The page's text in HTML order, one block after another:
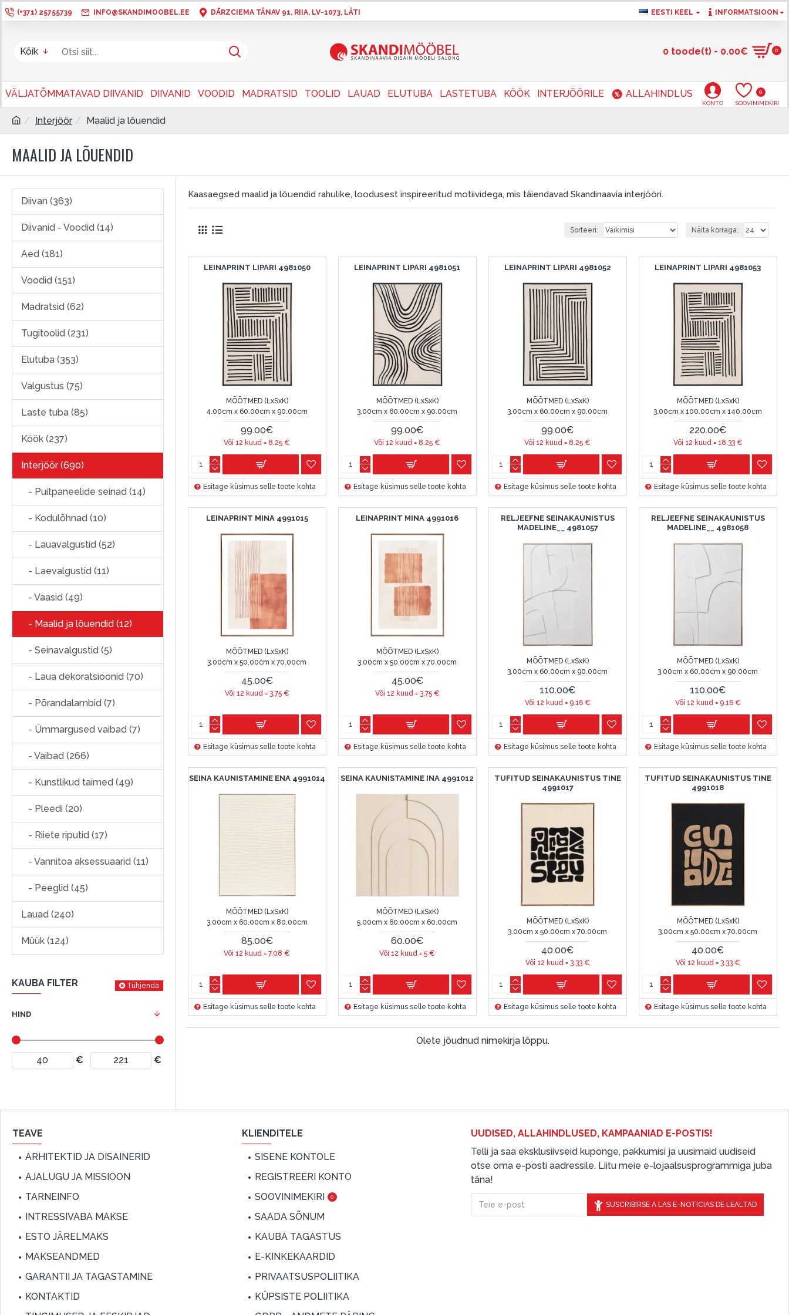
(+371) 25755739 INFO@SKANDIMOOBEL.EE DĀRZCIEMA TÄNAV 91, RIIA, LV-1073, LÄTI EESTI KEEL INFORMATSIOON
Kõik 0 toode(t) - 0.00€ 0
VÄLJATÕMMATAVAD DIIVANID DIIVANID VOODID MADRATSID TOOLID LAUAD ELUTUBA LASTETUBA KÖÖK INTERJÖÖRILE ALLAHINDLUS
KONTO SOOVINIMEKIRI
0
Interjöör Maalid ja lõuendid
MAALID JA LÕUENDID
Diivan (363)
Diivanid - Voodid (14)
Aed (181)
Voodid (151)
Madratsid (62)
Tugitoolid (231)
Elutuba (353)
Valgustus (75)
Laste tuba (85)
Köök (237)
Interjöör (690)
- Puitpaneelide seinad (14)
- Kodulõhnad (10)
- Lauavalgustid (52)
- Laevalgustid (11)
- Vaasid (49)
- Maalid ja lõuendid (12)
- Seinavalgustid (5)
- Laua dekoratsioonid (70)
- Põrandalambid (7)
- Ümmargused vaibad (7)
- Vaibad (266)
- Kunstlikud taimed (49)
- Pleedi (20)
- Riiete riputid (17)
- Vannitoa aksessuaarid (11)
- Peeglid (45)
Lauad (240)
Müük (124)
KAUBA FILTER Tühjenda
HIND
€ €
Kaasaegsed maalid ja lõuendid rahulike, loodusest inspireeritud motiividega, mis täiendavad Skandinaavia interjööri.
Sorteeri: Näita korraga:
LEINAPRINT LIPARI 4981050
MÕÕTMED (LxSxK)
4.00cm x 60.00cm x 90.00cm
99.00€
Või 12 kuud = 8.25 €
Esitage küsimus selle toote kohta
LEINAPRINT LIPARI 4981051
MÕÕTMED (LxSxK)
3.00cm x 60.00cm x 90.00cm
99.00€
Või 12 kuud = 8.25 €
Esitage küsimus selle toote kohta
LEINAPRINT LIPARI 4981052
MÕÕTMED (LxSxK)
3.00cm x 60.00cm x 90.00cm
99.00€
Või 12 kuud = 8.25 €
Esitage küsimus selle toote kohta
LEINAPRINT LIPARI 4981053
MÕÕTMED (LxSxK)
3.00cm x 100.00cm x 140.00cm
220.00€
Või 12 kuud = 18.33€
Esitage küsimus selle toote kohta
LEINAPRINT MINA 4991015
MÕÕTMED (LxSxK)
3.00cm x 50.00cm x 70.00cm
45.00€
Või 12 kuud = 3.75€
Esitage küsimus selle toote kohta
LEINAPRINT MINA 4991016
MÕÕTMED (LxSxK)
3.00cm x 50.00cm x 70.00cm
45.00€
Või 12 kuud = 3.75€
Esitage küsimus selle toote kohta
RELJEEFNE SEINAKAUNISTUS
MADELINE__ 4981057
MÕÕTMED (LxSxK)
3.00cm x 60.00cm x 90.00cm
110.00€
Või 12 kuud = 9.16€
Esitage küsimus selle toote kohta
RELJEEFNE SEINAKAUNISTUS
MADELINE__ 4981058
MÕÕTMED (LxSxK)
3.00cm x 60.00cm x 90.00cm
110.00€
Või 12 kuud = 9.16€
Esitage küsimus selle toote kohta
SEINA KAUNISTAMINE ENA 4991014
MÕÕTMED (LxSxK)
3.00cm x 60.00cm x 80.00cm
85.00€
Või 12 kuud =7.08 €
Esitage küsimus selle toote kohta
SEINA KAUNISTAMINE INA 4991012
MÕÕTMED (LxSxK)
5.00cm x 60.00cm x 60.00cm
60.00€
Või 12 kuud =5 €
Esitage küsimus selle toote kohta
TUFITUD SEINAKAUNISTUS TINE
4991017
MÕÕTMED (LxSxK)
3.00cm x 50.00cm x 70.00cm
40.00€
Või 12 kuud = 3.33€
Esitage küsimus selle toote kohta
TUFITUD SEINAKAUNISTUS TINE
4991018
MÕÕTMED (LxSxK)
3.00cm x 50.00cm x 70.00cm
40.00€
Või 12 kuud = 3.33€
Esitage küsimus selle toote kohta
Olete jõudnud nimekirja lõppu.
TEAVE
ARHITEKTID JA DISAINERID
AJALUGU JA MISSIOON
TARNEINFO
INTRESSIVABA MAKSE
ESTO JÄRELMAKS
MAKSEANDMED
GARANTII JA TAGASTAMINE
KONTAKTID
KLIENDITELE
SISENE KONTOLE
REGISTREERI KONTO
SOOVINIMEKIRI
0
SAADA SÕNUM
KAUBA TAGASTUS
E-KINKEKAARDID
PRIVAATSUSPOLIITIKA
KÜPSISTE POLIITIKA
UUDISED, ALLAHINDLUSED, KAMPAANIAD E-POSTIS!
Telli ja saa eksklusiivseid kuponge, pakkumisi ja uusimaid uudiseid
otse oma e-posti aadressile. Liitu meie e-lojaalsusprogrammiga juba
täna!
SUSCRIBIRSE A LAS E-NOTICIAS DE LEALTAD